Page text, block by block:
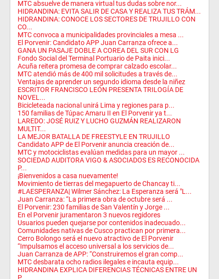
MTC absuelve de manera virtual tus dudas sobre nor...
HIDRANDINA: EVITA SALIR DE CASA Y REALIZA TUS TRÁM...
HIDRANDINA: CONOCE LOS SECTORES DE TRUJILLO CON
CO...
MTC convoca a municipalidades provinciales a mesa ...
El Porvenir: Candidato APP Juan Carranza ofrece a...
GANA UN PASAJE DOBLE A COREA DEL SUR CON LG
Fondo Social del Terminal Portuario de Paita inici...
Acuña reitera promesa de comprar calzado escolar...
MTC atendió más de 400 mil solicitudes a través de...
Ventajas de aprender un segundo idioma desde la niñez
ESCRITOR FRANCISCO LEÓN PRESENTA TRILOGÍA DE
NOVEL...
Bicicleteada nacional unirá Lima y regiones para p...
150 familias de Túpac Amaru II en El Porvenir ya t...
LAREDO: JOSÉ RUIZ Y LUCHO GUZMÁN REALIZARON
MULTIT...
LA MEJOR BATALLA DE FREESTYLE EN TRUJILLO
Candidato APP de El Porvenir anuncia creación de...
MTC y motociclistas evalúan medidas para un mayor ...
SOCIEDAD AUDITORA VIGO & ASOCIADOS ES RECONOCIDA
P...
¡Bienvenidos a casa nuevamente!
Movimiento de tierras del megapuerto de Chancay ti...
#LAESPERANZA| Wilmer Sánchez: La Esperanza será "L...
Juan Carranza: “La primera obra de octubre será ...
El Porvenir: 230 familias de San Valentín y Jorge ...
En el Porvenir juramentaron 3 nuevos regidores
Usuarios pueden quejarse por contenidos inadecuado...
Comunidades nativas de Cusco practican por primera...
Cerro Bolongo será el nuevo atractivo de El Porvenir
“Impulsamos el acceso universal a los servicios de...
Juan Carranza de APP: “Construiremos el gran comp...
MTC desbarata ocho radios ilegales e incauta equip...
HIDRANDINA EXPLICA DIFERENCIAS TÉCNICAS ENTRE UN